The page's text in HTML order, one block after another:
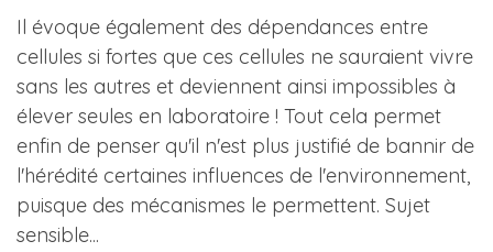
Il évoque également des dépendances entre
cellules si fortes que ces cellules ne sauraient vivre
sans les autres et deviennent ainsi impossibles à
élever seules en laboratoire ! Tout cela permet
enfin de penser qu'il n'est plus justifié de bannir de
l'hérédité certaines influences de l'environnement,
puisque des mécanismes le permettent. Sujet
sensible...